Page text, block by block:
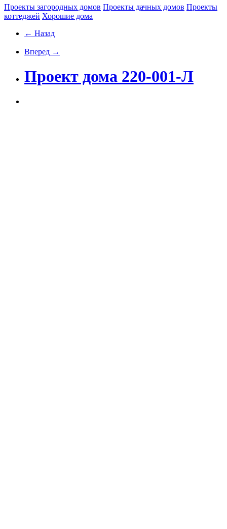
Проекты загородных домов Проекты дачных домов Проекты
коттеджей Хорошие дома
← Назад
Вперед →
Проект дома 220-001-Л